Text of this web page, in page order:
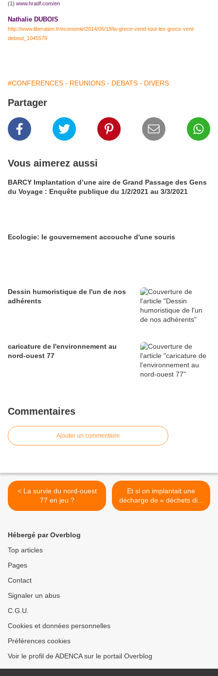
(1) www.hradf.com/en
Nathalie DUBOI S
http://www.liberation.fr/economie/2014/06/19/la-grece-vend-tout-les-grecs-vent-
debout_1045579
#CONFERENCES - REUNIONS - DEBATS - DIVERS
Partager
Vous aimerez aussi
BARCY Implantation d’une aire de Grand Passage des Gens
du Voyage : Enquête publique du 1/2/2021 au 3/3/2021
Ecologie: le gouvernement accouche d'une souris
Dessin humoristique de l'un de nos
adhérents
caricature de l'environnement au
nord-ouest 77
Commentaires
Ajouter un commentaire
< La survie du nord-ouest
77 en jeu ?
Et si on implantait une
décharge de « déchets dits
inertes » ISDI en guise
Hébergé par Overblog
Top articles
Pages
Contact
Signaler un abus
C.G.U.
Cookies et données personnelles
Préférences cookies
Voir le profil de ADENCA sur le portail Overblog